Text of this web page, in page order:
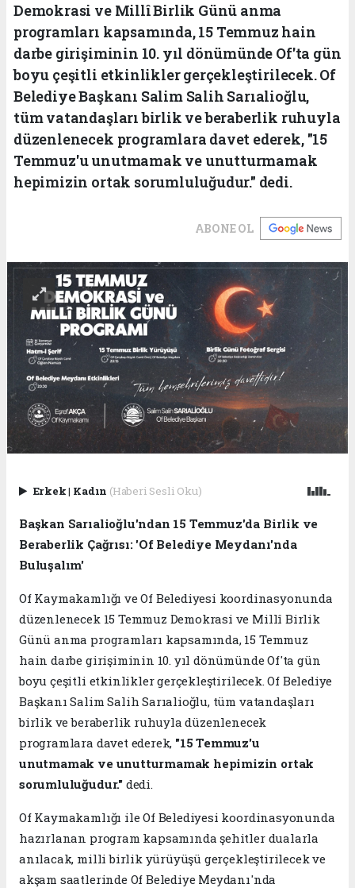
Demokrasi ve Millî Birlik Günü anma
programları kapsamında, 15 Temmuz hain
darbe girişiminin 10. yıl dönümünde Of'ta gün
boyu çeşitli etkinlikler gerçekleştirilecek. Of
Belediye Başkanı Salim Salih Sarıalioğlu,
tüm vatandaşları birlik ve beraberlik ruhuyla
düzenlenecek programlara davet ederek, "15
Temmuz'u unutmamak ve unutturmamak
hepimizin ortak sorumluluğudur." dedi.
ABONE OL
Erkek| Kadın (Haberi Sesli Oku)
Başkan Sarıalioğlu'ndan 15 Temmuz'da Birlik ve
Beraberlik Çağrısı: 'Of Belediye Meydanı'nda
Buluşalım'
Of Kaymakamlığı ve Of Belediyesi koordinasyonunda
düzenlenecek 15 Temmuz Demokrasi ve Millî Birlik
Günü anma programları kapsamında, 15 Temmuz
hain darbe girişiminin 10. yıl dönümünde Of'ta gün
boyu çeşitli etkinlikler gerçekleştirilecek. Of Belediye
Başkanı Salim Salih Sarıalioğlu, tüm vatandaşları
birlik ve beraberlik ruhuyla düzenlenecek
programlara davet ederek, "15 Temmuz'u
unutmamak ve unutturmamak hepimizin ortak
sorumluluğudur." dedi.
Of Kaymakamlığı ile Of Belediyesi koordinasyonunda
hazırlanan program kapsamında şehitler dualarla
anılacak, milli birlik yürüyüşü gerçekleştirilecek ve
akşam saatlerinde Of Belediye Meydanı'nda